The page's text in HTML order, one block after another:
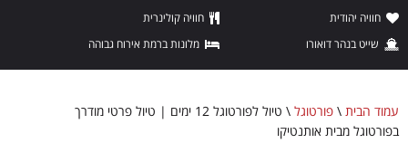
חוויה יהודית
חוויה קולינרית
שייט בנהר דואורו
מלונות ברמת אירוח גבוהה
עמוד הבית \ פורטוגל \
טיול לפורטוגל 12 ימים | טיול פרטי מודרך
בפורטוגל מבית אותנטיקו